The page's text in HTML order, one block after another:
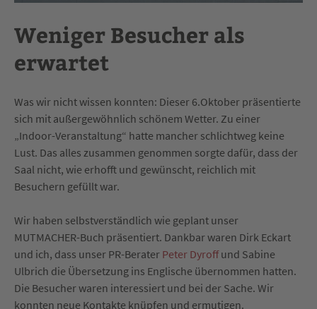
Weniger Besucher als
erwartet
Was wir nicht wissen konnten: Dieser 6.Oktober präsentierte
sich mit außergewöhnlich schönem Wetter. Zu einer
„Indoor-Veranstaltung“ hatte mancher schlichtweg keine
Lust. Das alles zusammen genommen sorgte dafür, dass der
Saal nicht, wie erhofft und gewünscht, reichlich mit
Besuchern gefüllt war.
Wir haben selbstverständlich wie geplant unser
MUTMACHER-Buch präsentiert. Dankbar waren Dirk Eckart
und ich, dass unser PR-Berater Peter Dyroffund Sabine
Ulbrich die Übersetzung ins Englische übernommen hatten.
Die Besucher waren interessiert und bei der Sache. Wir
konnten neue Kontakte knüpfen und ermutigen.